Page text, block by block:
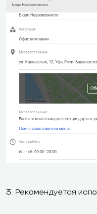
3. Рекомендуется